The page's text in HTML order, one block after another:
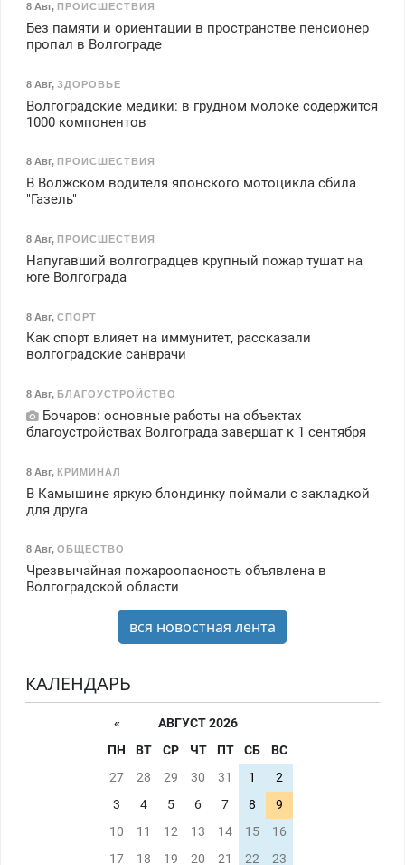
8 Авг, ПРОИСШЕСТВИЯ
Без памяти и ориентации в пространстве пенсионер
пропал в Волгограде
8 Авг, ЗДОРОВЬЕ
Волгоградские медики: в грудном молоке содержится
1000 компонентов
8 Авг, ПРОИСШЕСТВИЯ
В Волжском водителя японского мотоцикла сбила
"Газель"
8 Авг, ПРОИСШЕСТВИЯ
Напугавший волгоградцев крупный пожар тушат на
юге Волгограда
8 Авг, СПОРТ
Как спорт влияет на иммунитет, рассказали
волгоградские санврачи
8 Авг, БЛАГОУСТРОЙСТВО
Бочаров: основные работы на объектах
благоустройствах Волгограда завершат к 1 сентября
8 Авг, КРИМИНАЛ
В Камышине яркую блондинку поймали с закладкой
для друга
8 Авг, ОБЩЕСТВО
Чрезвычайная пожароопасность объявлена в
Волгоградской области
вся новостная лента
КАЛЕНДАРЬ
«
АВГУСТ 2026
ПН
ВТ СР ЧТ ПТ СБ
ВС
27
28 29 30 31 1
2
3
4 5 6 7 8
9
10
11 12 13 14 15
16
17
18 19 20 21 22 23